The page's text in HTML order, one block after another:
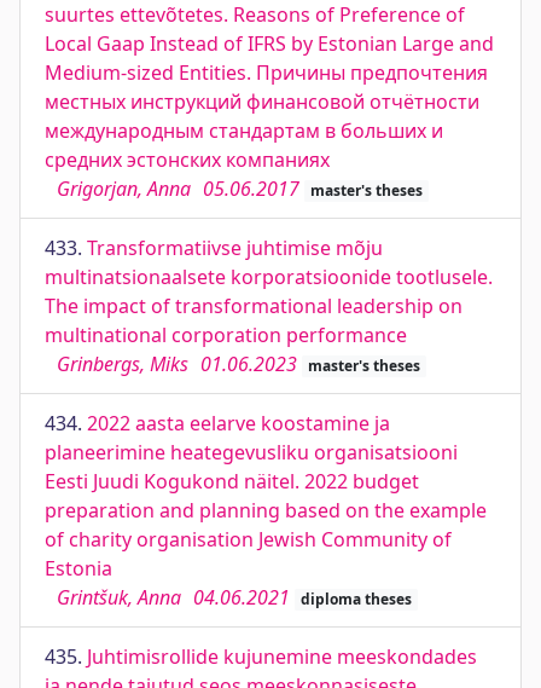
suurtes ettevõtetes. Reasons of Preference of
Local Gaap Instead of IFRS by Estonian Large and
Medium-sized Entities. Причины предпочтения
местных инструкций финансовой отчётности
международным стандартам в больших и
средних эстонских компаниях
Grigorjan, Anna 05.06.2017 master's theses
433. Transformatiivse juhtimise mõju
multinatsionaalsete korporatsioonide tootlusele.
The impact of transformational leadership on
multinational corporation performance
Grinbergs, Miks 01.06.2023 master's theses
434. 2022 aasta eelarve koostamine ja
planeerimine heategevusliku organisatsiooni
Eesti Juudi Kogukond näitel. 2022 budget
preparation and planning based on the example
of charity organisation Jewish Community of
Estonia
Grintšuk, Anna 04.06.2021 diploma theses
435. Juhtimisrollide kujunemine meeskondades